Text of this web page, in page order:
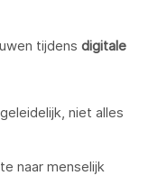
tijdens digitale
niet alles
naar menselijk